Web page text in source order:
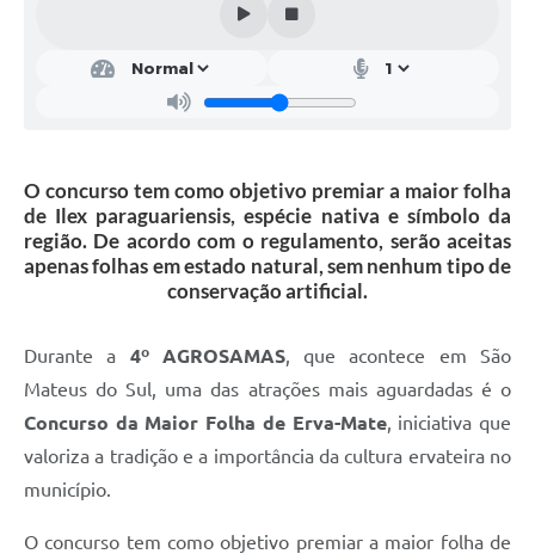
Cadastro para Castração
Telefones Prefeitura Municipal
Imprensa
Plantão das Funerárias
Recebimento de Recursos
Serviço de Informação ao Cidadão
O concurso tem como objetivo premiar a maior folha
de Ilex paraguariensis, espécie nativa e símbolo da
região. De acordo com o regulamento, serão aceitas
apenas folhas em estado natural, sem nenhum tipo de
conservação artificial.
Durante a 4º AGROSAMAS, que acontece em São
Mateus do Sul, uma das atrações mais aguardadas é o
Concurso da Maior Folha de Erva-Mate, iniciativa que
valoriza a tradição e a importância da cultura ervateira no
município.
O concurso tem como objetivo premiar a maior folha de